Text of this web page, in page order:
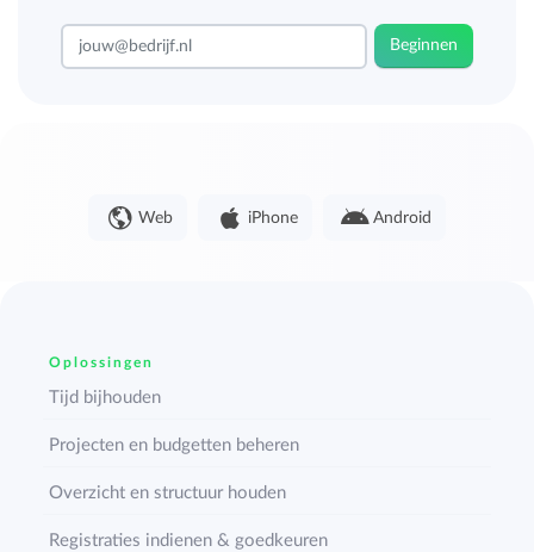
Beginnen
Web iPhone Android
Oplossingen
Tijd bijhouden
Projecten en budgetten beheren
Overzicht en structuur houden
Registraties indienen & goedkeuren